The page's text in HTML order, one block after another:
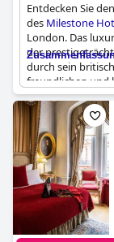
Entdecken Sie
des Milestone
London. Das
der
durch sein
freundlichen und
über ein Lächeln
Frühstück, das
Zutaten, und
sauber ist. Das
viel Charakter, ist
Aufenthalt in
Stadt!